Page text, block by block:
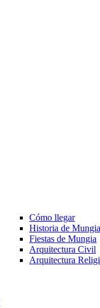
Cómo llegar
Historia de Mungia
Fiestas de Mungia
Arquitectura Civil
Arquitectura